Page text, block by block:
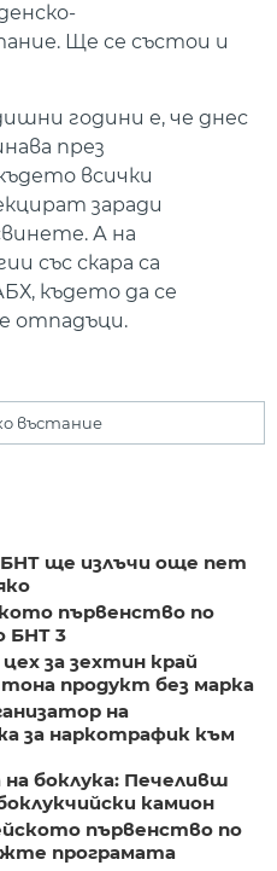
Ще се състои и
години е, че днес
през
всички
заради
А на
със скара са
където да се
отпадъци.
въстание
БНТ ще излъчи още пет
първенство по
БНТ 3
за зехтин край
продукт без марка
на
за наркотрафик към
боклука: Печеливш
камион
първенство по
програмата